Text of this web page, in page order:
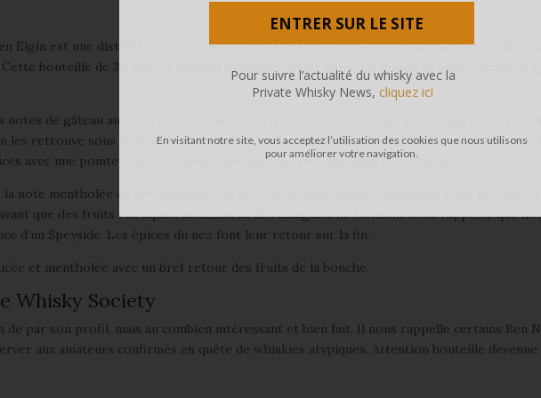
Elgin est une distillerie qui produit des whiskies à la jeunesse difficile mais aux vieilles
bouteille de 30 ans est d’ailleurs régulièrement notée 90 points et plus. Voyons ce
notes de gâteau au beurre. C’est ensuite un fruité intense, dominé par les agrumes.
les retrouve sous toutes leurs nuances. C’est une note de miel qui vient par la suite puis
avec une pointe anisée et mentholée qui rend ce Glen Elgin très frais au nez.
note mentholée du nez du début à la fin. Elle devient ensuite métallique pour presque
avant que des fruits exotiques, notamment des mangues, ne viennent nous rappeler que
d’un Speyside. Les épices du nez font leur retour sur la fin.
et mentholée avec un bref retour des fruits de la bouche.
Whisky Society
de par son profil, mais au combien intéressant et bien fait. Il nous rappelle certains Ben
aux amateurs confirmés en quête de whiskies atypiques. Attention bouteille
ENTRER SUR LE SITE
En visitant notre site, vous acceptez l’utilisation des cookies que nous utilisons
pour améliorer votre navigation.
Pour suivre l’actualité du whisky avec la
Private Whisky News, cliquez ici